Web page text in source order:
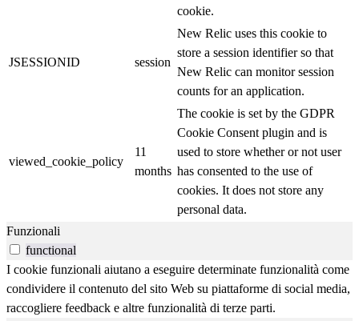
cookie.
JSESSIONID session
New Relic uses this cookie to
store a session identifier so that
New Relic can monitor session
counts for an application.
viewed_cookie_policy
11
months
The cookie is set by the GDPR
Cookie Consent plugin and is
used to store whether or not user
has consented to the use of
cookies. It does not store any
personal data.
Funzionali
functional
I cookie funzionali aiutano a eseguire determinate funzionalità come
condividere il contenuto del sito Web su piattaforme di social media,
raccogliere feedback e altre funzionalità di terze parti.